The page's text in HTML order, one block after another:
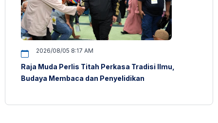
2026/08/05 8:17 AM
Raja Muda Perlis Titah Perkasa Tradisi Ilmu,
Budaya Membaca dan Penyelidikan